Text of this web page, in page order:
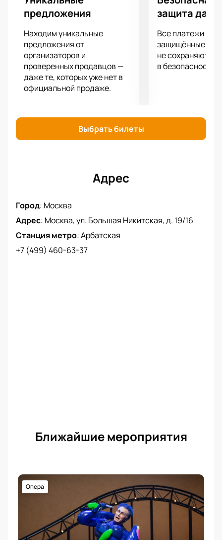
предложения
Находим уникальные
предложения от
организаторов и
проверенных продавцов —
даже те, которых уже нет в
официальной продаже.
защита
Все платежи
защищённые
не сохраняются
в безопасности.
Выбрать билеты
Адрес
Город: Москва
Адрес: Москва, ул. Большая Никитская, д. 19/16
Станция метро:Арбатская
+7 (499) 460-63-37
Ближайшие мероприятия
Опера